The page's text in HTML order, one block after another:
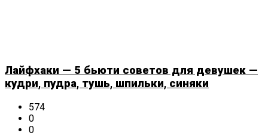
Лайфхаки — 5 бьюти советов для девушек —
кудри, пудра, тушь, шпильки, синяки
574
0
0